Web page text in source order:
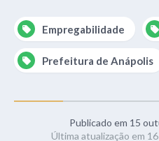
Empregabilidade
Prefeitura de Anápolis
Publicado em 15
Última atualização em